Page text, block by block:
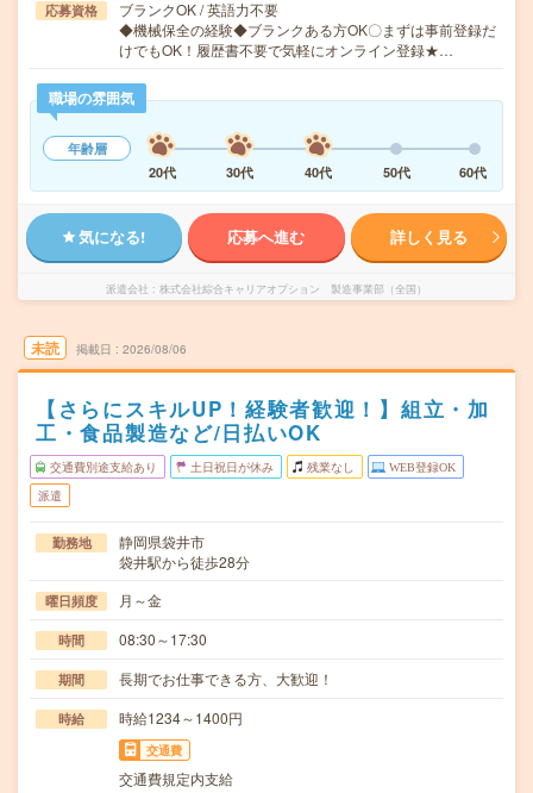
応募資格
ブランクOK / 英語力不要
◆機械保全の経験◆ブランクある方OK〇まずは事前登録だ
けでもOK！履歴書不要で気軽にオンライン登録★…
職場の雰囲気
年齢層
20代
30代 40代 50代 60代
気になる! 応募へ進む 詳しく見る
派遣会社 株式会社綜合キャリアオプション 製造事業部（全国）
未読 掲載日 2026/08/06
【さらにスキルUP！経験者歓迎！】組立・加
工・食品製造など/日払いOK
交通費別途支給あり 土日祝日が休み 残業なし WEB登録OK
派遣
勤務地
静岡県袋井市
袋井駅から徒歩28分
曜日頻度 月～金
時間 08:30～17:30
期間 長期でお仕事できる方、大歓迎！
時給 時給1234～1400円
交通費
交通費規定内支給